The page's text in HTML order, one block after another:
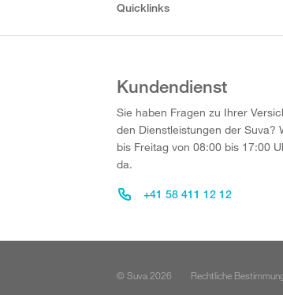
Quicklinks
Kundendienst
Sie haben Fragen zu Ihrer
den Dienstleistungen der Suva?
bis Freitag von 08:00 bis 17:00
da.
+41 58 411 12 12
© Suva 2026 Rechtliche